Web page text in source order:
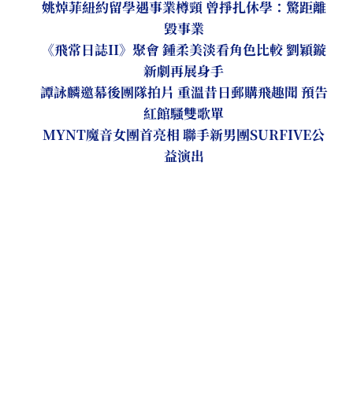
姚焯菲紐約留學遇事業樽頸 曾掙扎休學：驚距離
毀事業
《飛常日誌II》聚會 鍾柔美淡看角色比較 劉穎鏇
新劇再展身手
譚詠麟邀幕後團隊拍片 重溫昔日郵購飛趣聞 預告
紅館騷雙歌單
MYNT魔音女團首亮相 聯手新男團SURFIVE公
益演出